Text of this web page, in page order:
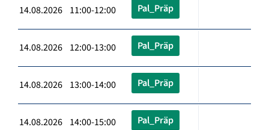
14.08.2026 11:00-12:00 Pal_Präp
14.08.2026 12:00-13:00 Pal_Präp
14.08.2026 13:00-14:00 Pal_Präp
14.08.2026 14:00-15:00 Pal_Präp